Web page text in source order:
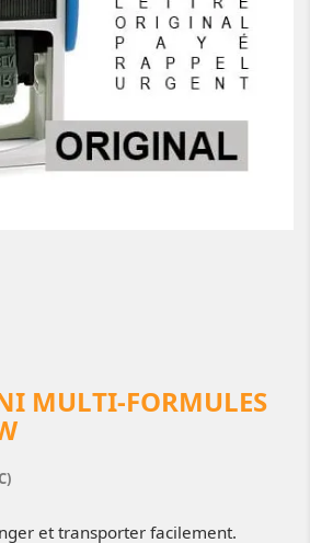
MULTI-FORMULES
et transporter facilement.